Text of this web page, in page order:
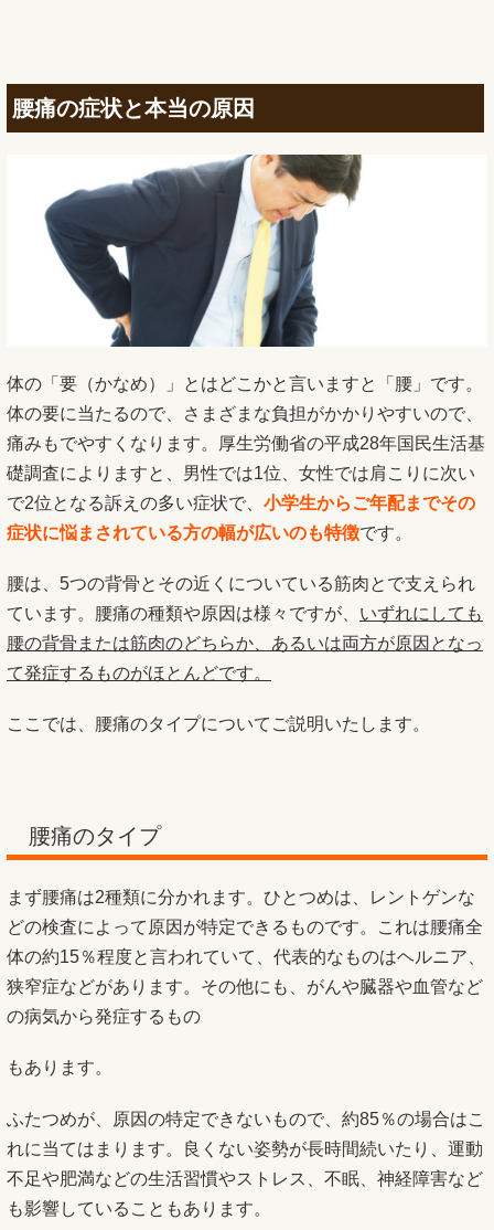
腰痛の症状と本当の原因
体の「要（かなめ）」とはどこかと言いますと「腰」です。
体の要に当たるので、さまざまな負担がかかりやすいので、
痛みもでやすくなります。厚生労働省の平成28年国民生活基
礎調査によりますと、男性では1位、女性では肩こりに次い
で2位となる訴えの多い症状で、 小学生からご年配までその
症状に悩まされている方の幅が広いのも特徴です。
腰は、5つの背骨とその近くについている筋肉とで支えられ
ています。腰痛の種類や原因は様々ですが、 いずれにしても
腰の背骨または筋肉のどちらか、あるいは両方が原因となっ
て発症するものがほとんどです。
ここでは、腰痛のタイプについてご説明いたします。
腰痛のタイプ
まず腰痛は2種類に分かれます。ひとつめは、レントゲンな
どの検査によって原因が特定できるものです。これは腰痛全
体の約15％程度と言われていて、代表的なものはヘルニア、
狭窄症などがあります。その他にも、がんや臓器や血管など
の病気から発症するもの
もあります。
ふたつめが、原因の特定できないもので、約85％の場合はこ
れに当てはまります。良くない姿勢が長時間続いたり、運動
不足や肥満などの生活習慣やストレス、不眠、神経障害など
も影響していることもあります。